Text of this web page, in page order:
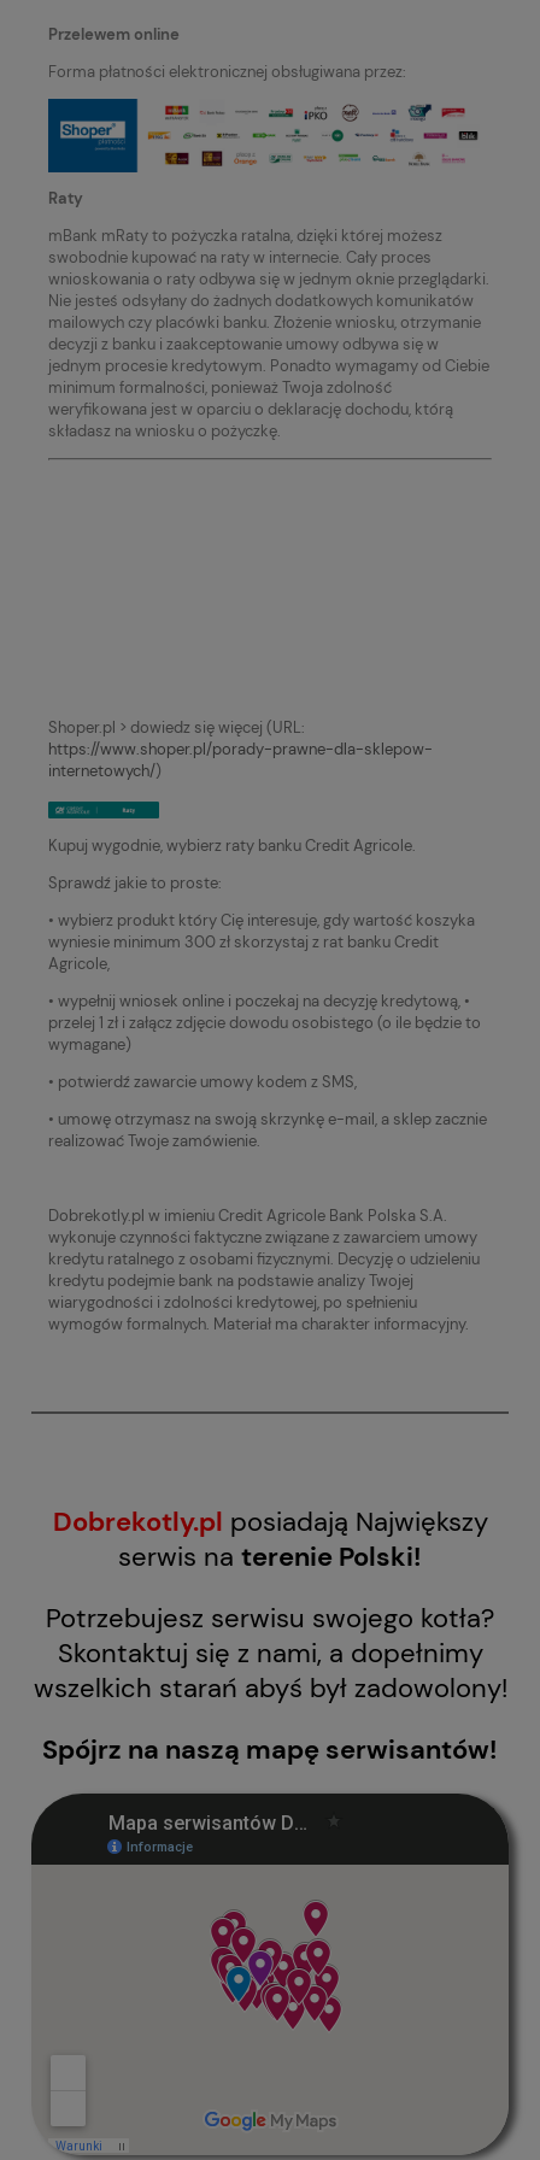
Przelewem online
Forma płatności elektronicznej obsługiwana przez:
Raty
mBank mRaty to pożyczka ratalna, dzięki której możesz
swobodnie kupować na raty w internecie. Cały proces
wnioskowania o raty odbywa się w jednym oknie przeglądarki.
Nie jesteś odsyłany do żadnych dodatkowych komunikatów
mailowych czy placówki banku. Złożenie wniosku, otrzymanie
decyzji z banku i zaakceptowanie umowy odbywa się w
jednym procesie kredytowym. Ponadto wymagamy od Ciebie
minimum formalności, ponieważ Twoja zdolność
weryfikowana jest w oparciu o deklarację dochodu, którą
składasz na wniosku o pożyczkę.
Shoper.pl > dowiedz się więcej (URL:
https://www.shoper.pl/porady-prawne-dla-sklepow-
internetowych/)
Kupuj wygodnie, wybierz raty banku Credit Agricole.
Sprawdź jakie to proste:
• wybierz produkt który Cię interesuje, gdy wartość koszyka
wyniesie minimum 300 zł skorzystaj z rat banku Credit
Agricole,
• wypełnij wniosek online i poczekaj na decyzję kredytową, •
przelej 1 zł i załącz zdjęcie dowodu osobistego (o ile będzie to
wymagane)
• potwierdź zawarcie umowy kodem z SMS,
• umowę otrzymasz na swoją skrzynkę e-mail, a sklep zacznie
realizować Twoje zamówienie.
Dobrekotly.pl w imieniu Credit Agricole Bank Polska S.A.
wykonuje czynności faktyczne związane z zawarciem umowy
kredytu ratalnego z osobami fizycznymi. Decyzję o udzieleniu
kredytu podejmie bank na podstawie analizy Twojej
wiarygodności i zdolności kredytowej, po spełnieniu
wymogów formalnych. Materiał ma charakter informacyjny.
Dobrekotly.pl posiadają Największy
serwis na terenie Polski!
Potrzebujesz serwisu swojego kotła?
Skontaktuj się z nami, a dopełnimy
wszelkich starań abyś był zadowolony!
Spójrz na naszą mapę serwisantów!